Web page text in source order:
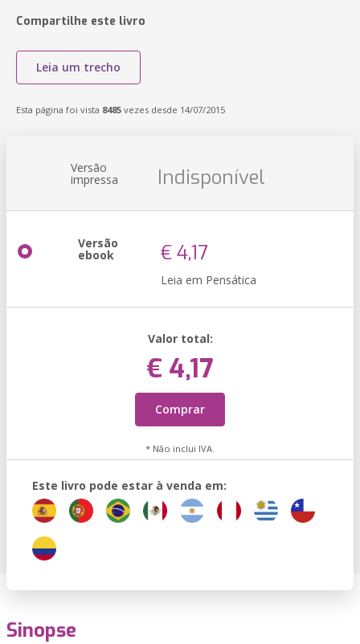
Compartilhe este livro
Leia um trecho
Esta página foi vista 8485 vezes desde 14/07/2015
Versão
impressa Indisponível
Versão
ebook € 4,17
Leia em Pensática
Valor total:
€ 4,17
Comprar
* Não inclui IVA.
Este livro pode estar à venda em:
Sinopse